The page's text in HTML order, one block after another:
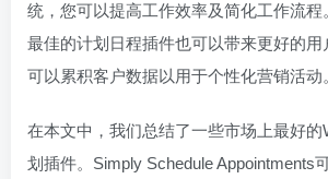
统，您可以提高工作效率及简化工作流程
最佳的计划日程插件也可以带来更好的用
可以累积客户数据以用于个性化营销活动
在本文中，我们总结了一些市场上最好
划插件。Simply Schedule Appointments